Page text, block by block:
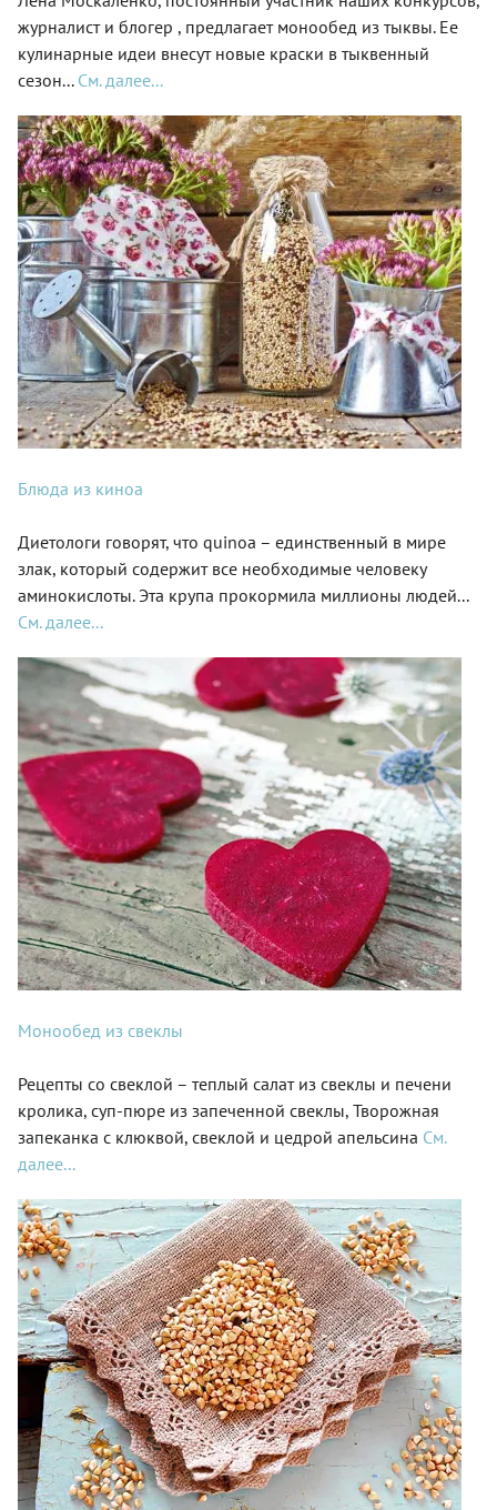
журналист и блогер , предлагает монообед из тыквы. Ее
кулинарные идеи внесут новые краски в тыквенный
сезон... См. далее...
Блюда из киноа
Диетологи говорят, что quinoa – единственный в мире
злак, который содержит все необходимые человеку
аминокислоты. Эта крупа прокормила миллионы людей...
См. далее...
Монообед из свеклы
Рецепты со свеклой – теплый салат из свеклы и печени
кролика, суп-пюре из запеченной свеклы, Творожная
запеканка с клюквой, свеклой и цедрой апельсина См.
далее...